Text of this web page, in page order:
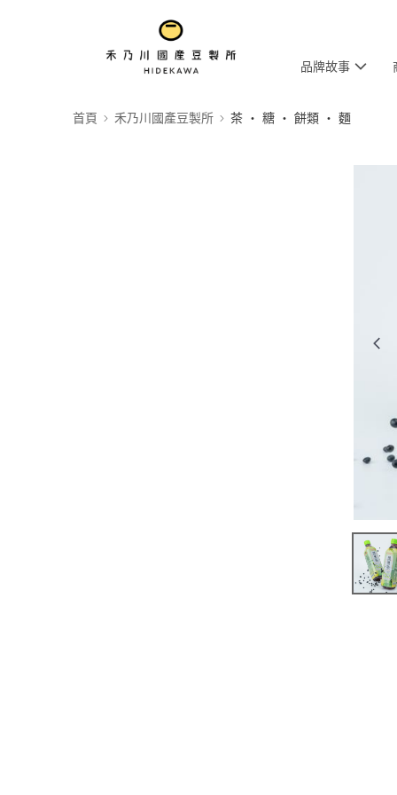
品牌故事
首頁 禾乃川國產豆製所 茶 ‧ 糖 ‧ 餅類 ‧ 麵